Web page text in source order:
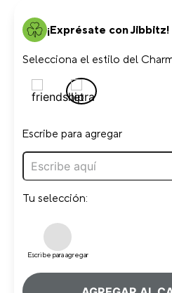
¡Exprésate con Jibbitz!
Selecciona el estilo del
Escribe para agregar
Tu selección:
Escribe para agregar